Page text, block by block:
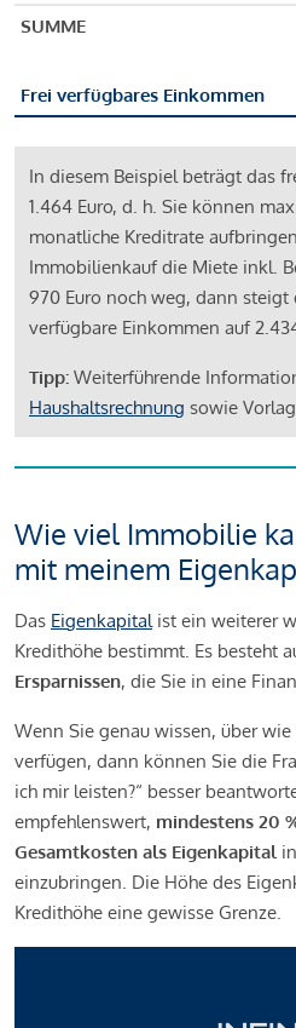
SUMME
Frei verfügbares Einkommen
In diesem Beispiel beträgt das
1.464 Euro, d. h. Sie können
monatliche Kreditrate
Immobilienkauf die Miete inkl.
970 Euro noch weg, dann steigt
verfügbare Einkommen auf
Tipp: Weiterführende
Haushaltsrechnung sowie
Wie viel Immobilie
mit meinem
Das Eigenkapitalist ein weiterer
Kredithöhe bestimmt. Es besteht
Ersparnissen, die Sie in eine
Wenn Sie genau wissen, über
verfügen, dann können Sie die
ich mir leisten?“ besser
empfehlenswert, mindestens 20
Gesamtkosten als Eigenkapital
einzubringen. Die Höhe des
Kredithöhe eine gewisse Grenze.